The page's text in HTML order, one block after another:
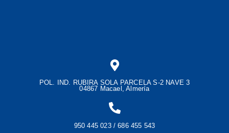
POL. IND. RUBIRA SOLA PARCELA S-2 NAVE 3
04867 Macael, Almería
950 445 023 / 686 455 543